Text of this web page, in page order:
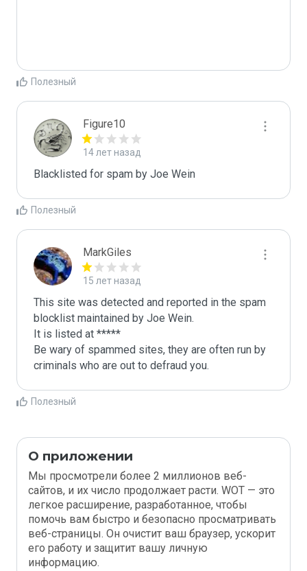
Полезный
Figure10
14 лет назад
Blacklisted for spam by Joe Wein
Полезный
MarkGiles
15 лет назад
This site was detected and reported in the spam
blocklist maintained by Joe Wein.
It is listed at *****
Be wary of spammed sites, they are often run by
criminals who are out to defraud you.
Полезный
О приложении
Мы просмотрели более 2 миллионов веб-
сайтов, и их число продолжает расти. WOT — это
легкое расширение, разработанное, чтобы
помочь вам быстро и безопасно просматривать
веб-страницы. Он очистит ваш браузер, ускорит
его работу и защитит вашу личную
информацию.